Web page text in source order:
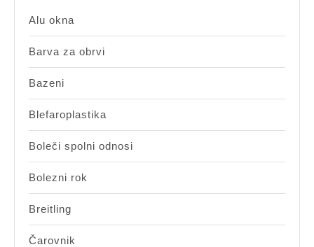
Alu okna
Barva za obrvi
Bazeni
Blefaroplastika
Boleči spolni odnosi
Bolezni rok
Breitling
Čarovnik